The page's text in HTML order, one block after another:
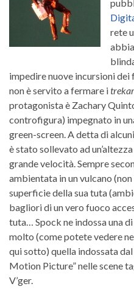
rete
impedire nuove incursioni
non è servito a fermare i
protagonista è Zachary
controfigura) impegnato in
green-screen. A detta di
è stato sollevato ad
grande velocità. Sempre
ambientata in un vulcano
superficie della sua tuta
bagliori di un vero fuoco
tuta… Spock ne indossa una
molto (come potete vedere
qui sotto) quella indossata
Motion Picture” nelle scene
V’ger.